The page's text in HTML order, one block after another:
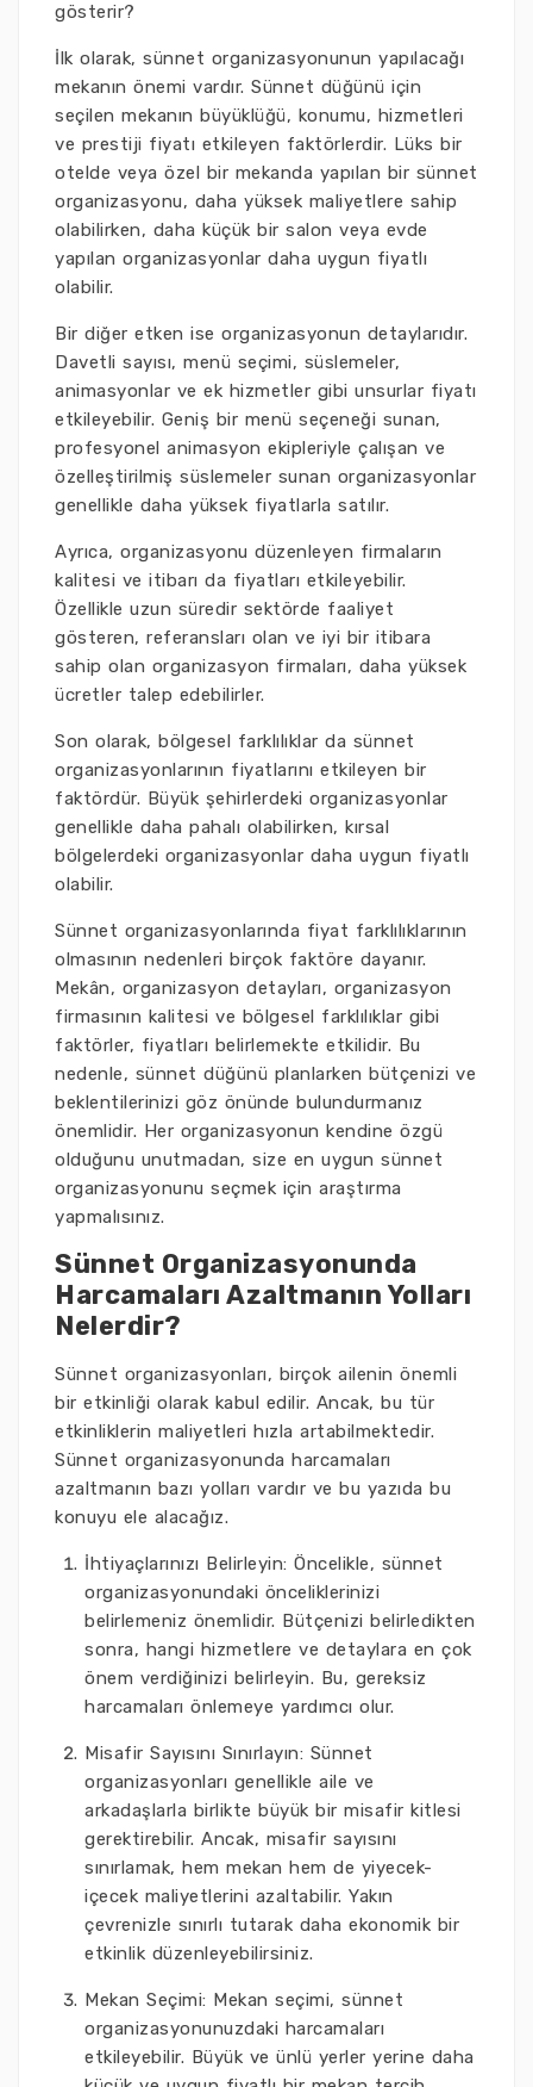
gösterir?
İlk olarak, sünnet organizasyonunun yapılacağı
mekanın önemi vardır. Sünnet düğünü için
seçilen mekanın büyüklüğü, konumu, hizmetleri
ve prestiji fiyatı etkileyen faktörlerdir. Lüks bir
otelde veya özel bir mekanda yapılan bir sünnet
organizasyonu, daha yüksek maliyetlere sahip
olabilirken, daha küçük bir salon veya evde
yapılan organizasyonlar daha uygun fiyatlı
olabilir.
Bir diğer etken ise organizasyonun detaylarıdır.
Davetli sayısı, menü seçimi, süslemeler,
animasyonlar ve ek hizmetler gibi unsurlar fiyatı
etkileyebilir. Geniş bir menü seçeneği sunan,
profesyonel animasyon ekipleriyle çalışan ve
özelleştirilmiş süslemeler sunan organizasyonlar
genellikle daha yüksek fiyatlarla satılır.
Ayrıca, organizasyonu düzenleyen firmaların
kalitesi ve itibarı da fiyatları etkileyebilir.
Özellikle uzun süredir sektörde faaliyet
gösteren, referansları olan ve iyi bir itibara
sahip olan organizasyon firmaları, daha yüksek
ücretler talep edebilirler.
Son olarak, bölgesel farklılıklar da sünnet
organizasyonlarının fiyatlarını etkileyen bir
faktördür. Büyük şehirlerdeki organizasyonlar
genellikle daha pahalı olabilirken, kırsal
bölgelerdeki organizasyonlar daha uygun fiyatlı
olabilir.
Sünnet organizasyonlarında fiyat farklılıklarının
olmasının nedenleri birçok faktöre dayanır.
Mekân, organizasyon detayları, organizasyon
firmasının kalitesi ve bölgesel farklılıklar gibi
faktörler, fiyatları belirlemekte etkilidir. Bu
nedenle, sünnet düğünü planlarken bütçenizi ve
beklentilerinizi göz önünde bulundurmanız
önemlidir. Her organizasyonun kendine özgü
olduğunu unutmadan, size en uygun sünnet
organizasyonunu seçmek için araştırma
yapmalısınız.
Sünnet Organizasyonunda
Harcamaları Azaltmanın Yolları
Nelerdir?
Sünnet organizasyonları, birçok ailenin önemli
bir etkinliği olarak kabul edilir. Ancak, bu tür
etkinliklerin maliyetleri hızla artabilmektedir.
Sünnet organizasyonunda harcamaları
azaltmanın bazı yolları vardır ve bu yazıda bu
konuyu ele alacağız.
İhtiyaçlarınızı Belirleyin: Öncelikle, sünnet
organizasyonundaki önceliklerinizi
belirlemeniz önemlidir. Bütçenizi belirledikten
sonra, hangi hizmetlere ve detaylara en çok
önem verdiğinizi belirleyin. Bu, gereksiz
harcamaları önlemeye yardımcı olur.
Misafir Sayısını Sınırlayın: Sünnet
organizasyonları genellikle aile ve
arkadaşlarla birlikte büyük bir misafir kitlesi
gerektirebilir. Ancak, misafir sayısını
sınırlamak, hem mekan hem de yiyecek-
içecek maliyetlerini azaltabilir. Yakın
çevrenizle sınırlı tutarak daha ekonomik bir
etkinlik düzenleyebilirsiniz.
Mekan Seçimi: Mekan seçimi, sünnet
organizasyonunuzdaki harcamaları
etkileyebilir. Büyük ve ünlü yerler yerine daha